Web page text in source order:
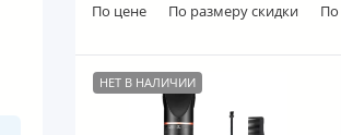
По цене По размеру скидки По
НЕТ В НАЛИЧИИ